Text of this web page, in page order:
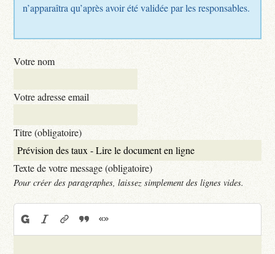
n’apparaîtra qu’après avoir été validée par les responsables.
Votre nom
Votre adresse email
Titre (obligatoire)
Texte de votre message (obligatoire)
Pour créer des paragraphes, laissez simplement des lignes vides.